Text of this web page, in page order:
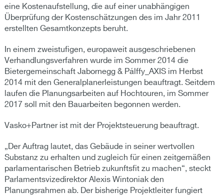
eine Kostenaufstellung, die auf einer unabhängigen
Überprüfung der Kostenschätzungen des im Jahr 2011
erstellten Gesamtkonzepts beruht.
In einem zweistufigen, europaweit ausgeschriebenen
Verhandlungsverfahren wurde im Sommer 2014 die
Bietergemeinschaft Jabornegg & Pálffy_AXIS im Herbst
2014 mit den Generalplanerleistungen beauftragt. Seitdem
laufen die Planungsarbeiten auf Hochtouren, im Sommer
2017 soll mit den Bauarbeiten begonnen werden.
Vasko+Partner ist mit der Projektsteuerung beauftragt.
„Der Auftrag lautet, das Gebäude in seiner wertvollen
Substanz zu erhalten und zugleich für einen zeitgemäßen
parlamentarischen Betrieb zukunftsfit zu machen“, steckt
Parlamentsvizedirektor Alexis Wintoniak den
Planungsrahmen ab. Der bisherige Projektleiter fungiert